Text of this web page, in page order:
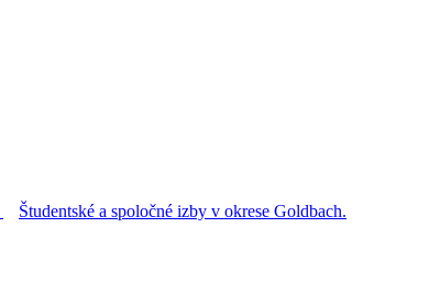
Študentské a spoločné izby v okrese Goldbach.